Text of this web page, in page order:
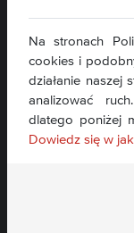
Wydział Elektryczny
Wybrzeże
50-370 Wrocław
Mapa serwisu »
Na stronach
cookies i
działanie naszej
analizować
dlatego poniżej
Dowiedz się w